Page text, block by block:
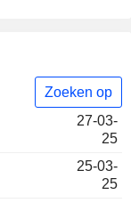
Zoeken op
27-03-
25
25-03-
25